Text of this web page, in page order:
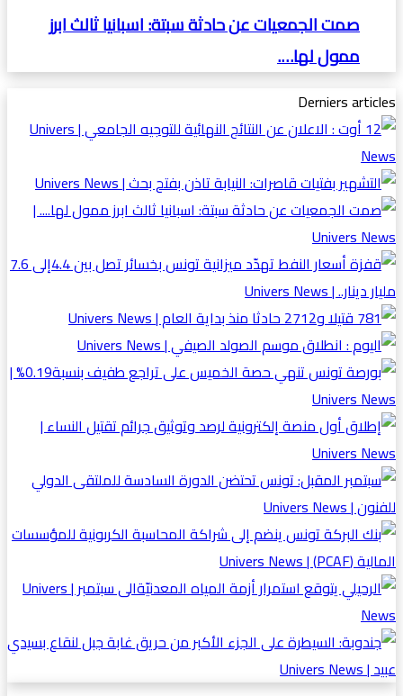
صمت الجمعيات عن حادثة سبتة: اسبانيا ثالث ابرز
ممول لها….
Derniers articles